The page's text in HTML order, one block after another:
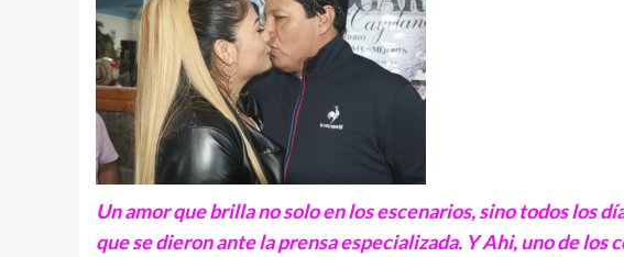
Un amor que brilla no solo en los escenarios, sino todos los
que se dieron ante la prensa especializada. Y Ahi, uno de